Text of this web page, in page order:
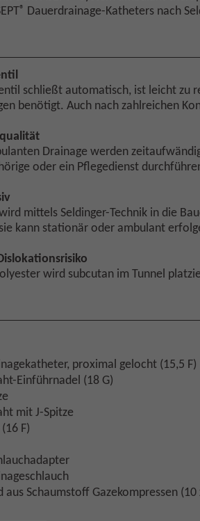
® Dauerdrainage-Katheters nach
schließt automatisch, ist leicht zu
benötigt. Auch nach zahlreichen
Drainage werden
oder ein Pflegedienst
mittels Seldinger-Technik in die
kann stationär oder ambulant
wird subcutan im Tunnel
proximal gelocht (15,5 F)
Einführnadel (18 G)
mit J-Spitze
F)
aus Schaumstoff Gazekompressen (10